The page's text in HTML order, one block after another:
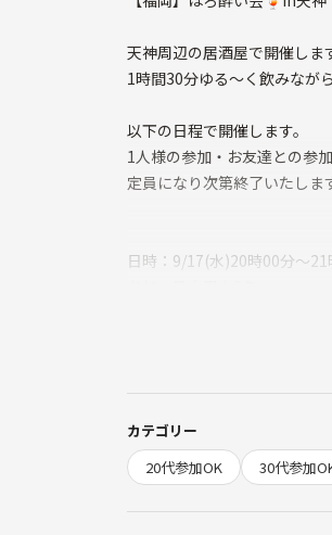
天神周辺の居酒屋で開催しま
1時間30分ゆる〜く飲みな
以下の日程で開催します。
1人様の参加・お友達との参
定員になり次第終了いたしま
日時：9/17(水)20時00分～21
場所：天神付近の居酒屋(参
カテゴリー
20代参加OK
30代参加